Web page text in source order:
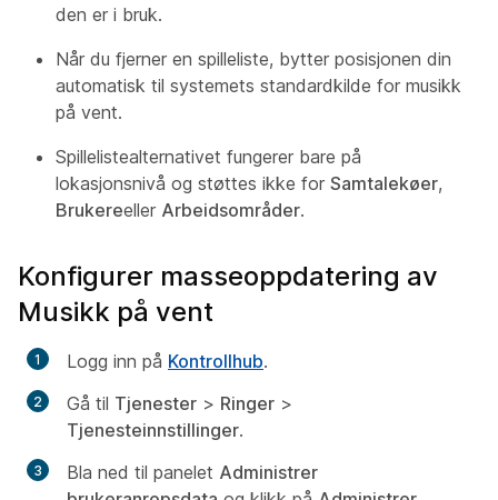
den er i bruk.
Når du fjerner en spilleliste, bytter posisjonen din
automatisk til systemets standardkilde for musikk
på vent.
Spillelistealternativet fungerer bare på
lokasjonsnivå og støttes ikke for Samtalekøer,
Brukereeller Arbeidsområder.
Konfigurer masseoppdatering av
Musikk på vent
Logg inn på Kontrollhub.
Gå til Tjenester > Ringer >
Tjenesteinnstillinger.
Bla ned til panelet Administrer